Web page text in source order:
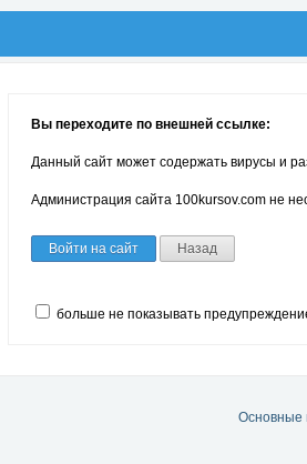
Вы переходите по внешней ссылке:
Данный сайт может содержать вирусы и
Администрация сайта 100kursov.com не
Войти на сайт Назад
больше не показывать
Основные